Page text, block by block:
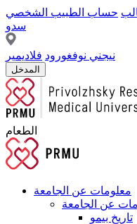
حساب الطبيب الشخصي
سدو
نيجني نوفغورود فلاديمير
المدخل
الطعام
معلومات عن الجامعة
عن الجامعة
تاريخ بيمو